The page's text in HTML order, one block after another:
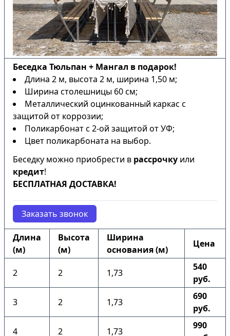
Беседка Тюльпан + Мангал в подарок!
Длина 2 м, высота 2 м, ширина 1,50 м;
Ширина столешницы 60 см;
Металлический оцинкованный каркас с
защитой от коррозии;
Поликарбонат с 2-ой защитой от УФ;
Цвет поликарбоната на выбор.
Беседку можно приобрести в рассрочку или
кредит!
БЕСПЛАТНАЯ ДОСТАВКА!
Заказать звонок
Длина
(м)
Высота
(м)
Ширина
основания (м)
Цена
2 2 1,73
540
руб.
3 2 1,73
690
руб.
4 2 1,73
990